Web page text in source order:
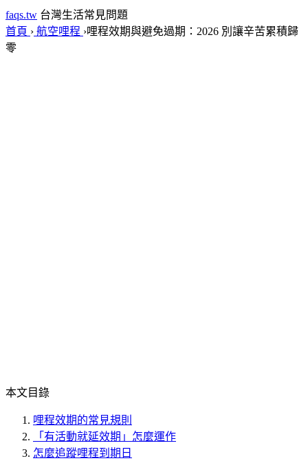
faqs.tw 台灣生活常見問題
首頁 › 航空哩程 ›哩程效期與避免過期：2026 別讓辛苦累積歸
零
本文目錄
哩程效期的常見規則
「有活動就延效期」怎麼運作
怎麼追蹤哩程到期日